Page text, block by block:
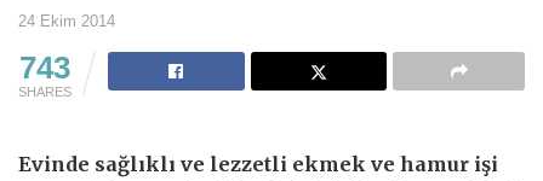
24 Ekim 2014
743
SHARES
Evinde sağlıklı ve lezzetli ekmek ve hamur işi